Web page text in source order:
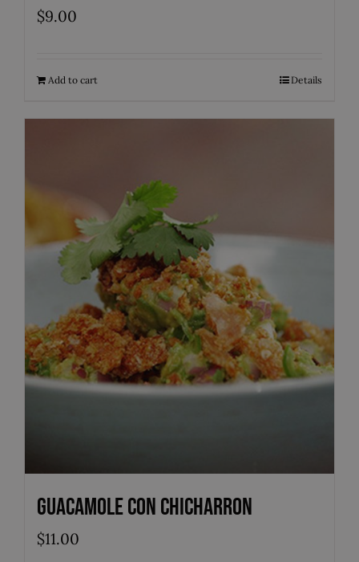
$9.00
Add to cart Details
Guacamole con Chicharron
$11.00